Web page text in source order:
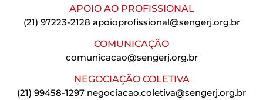
APOIO AO PROFISSIONAL
(21) 97223-2128 apoioprofissional@sengerj.org.br
COMUNICAÇÃO
comunicacao@sengerj.org.br
NEGOCIAÇÃO COLETIVA
(21) 99458-1297 negociacao.coletiva@sengerj.org.br